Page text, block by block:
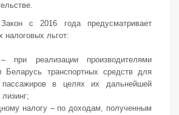
с 2016 года предусматривает
налоговых льгот:
реализации производителями
Беларусь транспортных средств для
пассажиров в целях их дальнейшей
налогу – по доходам, полученным